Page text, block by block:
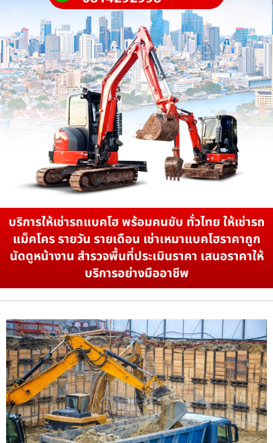
บริการให้เช่ารถแบคโฮ พร้อมคนขับ ทั่วไทย ให้เช่ารถ
แม็คโคร รายวัน รายเดือน เช่าเหมาแบคโฮราคาถูก
นัดดูหน้างาน สำรวจพื้นที่ประเมินราคา เสนอราคาให้
บริการอย่างมืออาชีพ